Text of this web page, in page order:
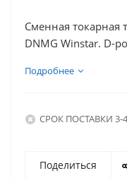
Сменная токарная
DNMG Winstar. D-
Подробнее
СРОК ПОСТАВКИ 3-
Поделиться